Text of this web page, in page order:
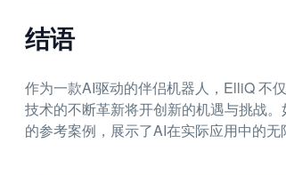
结语
作为一款AI驱动的伴侣机器人，ElliQ 不
技术的不断革新将开创新的机遇与挑战
的参考案例，展示了AI在实际应用中的无